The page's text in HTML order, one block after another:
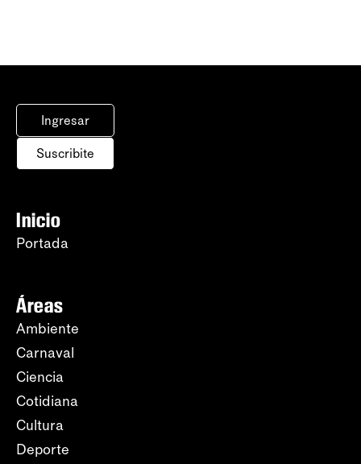
Ingresar
Suscribite
Inicio
Portada
Áreas
Ambiente
Carnaval
Ciencia
Cotidiana
Cultura
Deporte